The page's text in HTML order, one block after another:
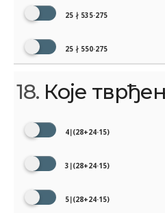
25 ∤ 535·275
25 ∤ 550·275
18. Које
4∣(28+24·15)
3∣(28+24·15)
5∣(28+24·15)